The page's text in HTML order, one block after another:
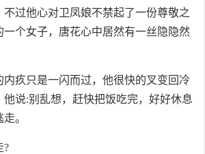
不过他心对卫凤娘不禁起了一份尊敬之
一个女子，唐花心中居然有一丝隐隐然
内疚只是一闪而过，他很快的叉变回冷
说:别乱想，赶快把饭吃完，好好休息
。
?